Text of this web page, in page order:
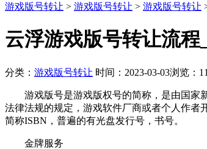
游戏版号转让 > 游戏版号转让 > 游戏版号转让
云浮游戏版号转让流
分类： 游戏版号转让 时间：2023-03-03浏览：11
游戏版号是游戏版权号的简称，是由国家新
法律法规的规定，游戏软件厂商或者个人作者
简称ISBN，普遍的有光盘发行号，书号。
金牌服务